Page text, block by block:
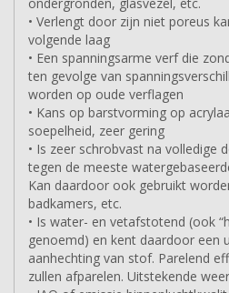
ondergronden, glasvezel, etc.
• Verlengt door zijn niet poreus
volgende laag
• Een spanningsarme verf die
ten gevolge van
worden op oude verflagen
• Kans op barstvorming op
soepelheid, zeer gering
• Is zeer schrobvast na volledige
tegen de meeste
Kan daardoor ook gebruikt
badkamers, etc.
• Is water- en vetafstotend (ook
genoemd) en kent daardoor een
aanhechting van stof. Parelend
zullen afparelen. Uitstekende